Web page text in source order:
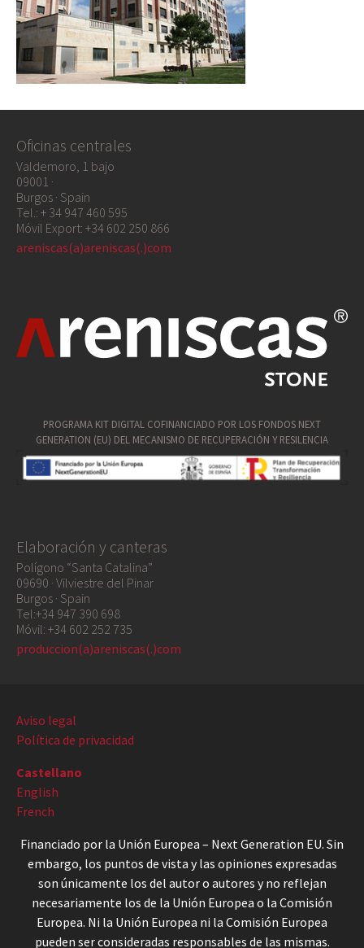
Oficinas centrales
Valdemoro, 1 bajo
09001 ·
Burgos · Spain
Tel.: + 34 947 460 595
Móvil Export: +34 602 250 866
areniscas(a)areniscas(.)com
PROGRAMA KIT DIGITAL COFINANCIADO POR LOS FONDOS NEXT
GENERATION (EU) DEL MECANISMO DE RECUPERACIÓN Y RESILENCIA
Elaboración y canteras
Polígono “Santa Catalina”
09690 · Vilviestre del Pinar
Burgos · Spain
Tel:+34 947 390 698
Móvil: +34 602 252 735
produccion(a)areniscas(.)com
Aviso legal
Política de privacidad
Castellano
English
French
Financiado por la Unión Europea – Next Generation EU. Sin
embargo, los puntos de vista y las opiniones expresadas
son únicamente los del autor o autores y no reflejan
necesariamente los de la Unión Europea o la Comisión
Europea. Ni la Unión Europea ni la Comisión Europea
pueden ser consideradas responsables de las mismas.